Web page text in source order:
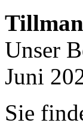
Unser
Juni
Sie